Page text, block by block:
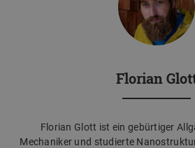
Florian
Florian Glott ist ein gebürtiger
Mechaniker und studierte